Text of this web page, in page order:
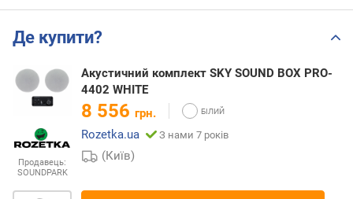
Де купити?
Продавець:
SOUNDPARK
Акустичний комплект SKY SOUND BOX PRO-
4402 WHITE
8 556 грн.
Rozetka.ua
З нами 7 років
(Київ)